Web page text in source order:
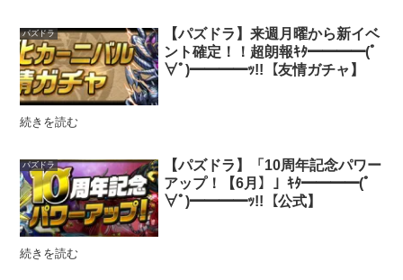
パズドラ
【パズドラ】来週月曜から新イベ
ント確定！！超朗報ｷﾀ━━━━(ﾟ
∀ﾟ)━━━━ｯ!!【友情ガチャ】
続きを読む
パズドラ
【パズドラ】「10周年記念パワー
アップ！【6月】」ｷﾀ━━━━(ﾟ
∀ﾟ)━━━━ｯ!!【公式】
続きを読む